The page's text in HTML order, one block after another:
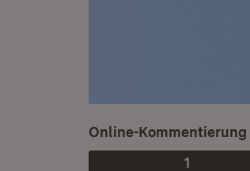
1
Online-Kommentierung